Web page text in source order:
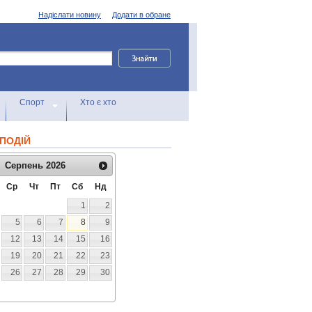
Додати в обране
Надіслати новину
Спорт Хто є хто
Серпень 2026
Ср Чт Пт Сб
Нд
1
2
5 6 7 8
9
12 13 14 15
16
19 20 21 22
23
26 27 28 29
30